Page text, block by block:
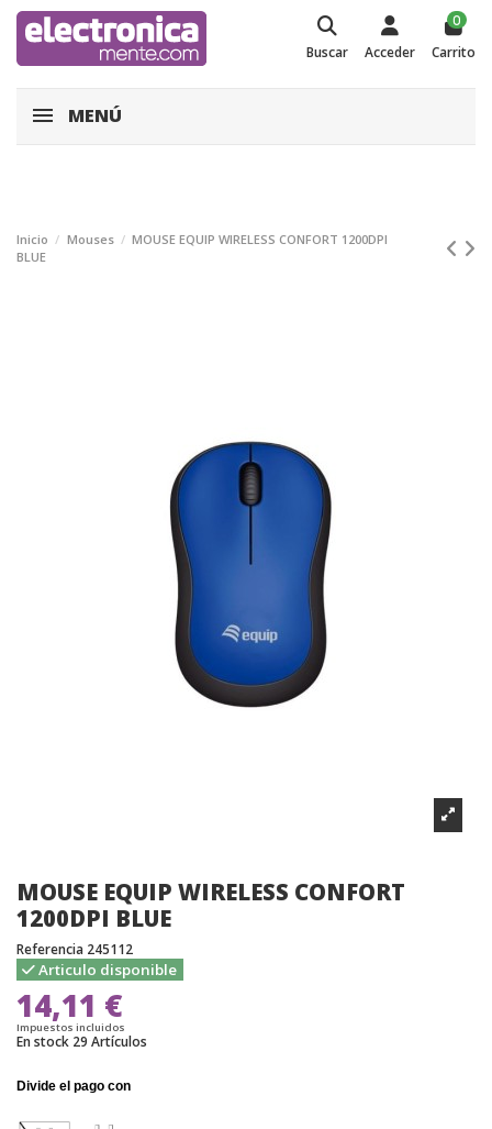
Buscar Acceder
0
Carrito
MENÚ
Inicio Mouses
MOUSE EQUIP WIRELESS CONFORT 1200DPI
BLUE
MOUSE EQUIP WIRELESS CONFORT
1200DPI BLUE
Referencia 245112
Articulo disponible
14,11 €
Impuestos incluidos
En stock 29 Artículos